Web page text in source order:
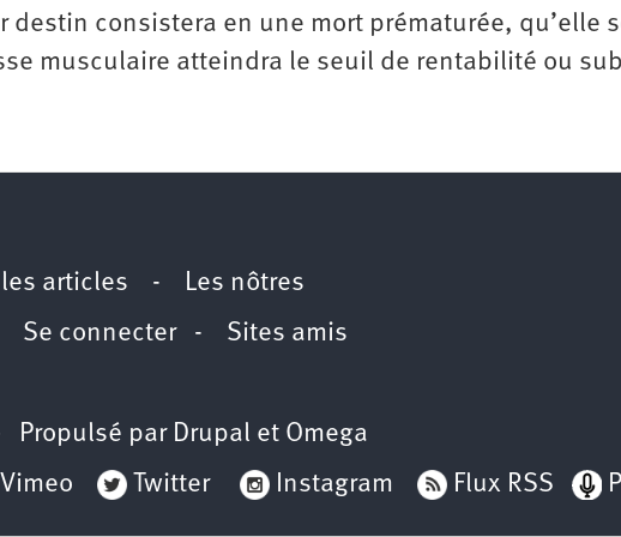
destin consistera en une mort prématurée, qu’elle
musculaire atteindra le seuil de rentabilité ou
les articles - Les nôtres
Se connecter- Sites amis
Propulsé par Drupal et Omega
Vimeo Twitter Instagram Flux RSS